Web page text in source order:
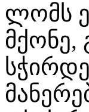
ლომს